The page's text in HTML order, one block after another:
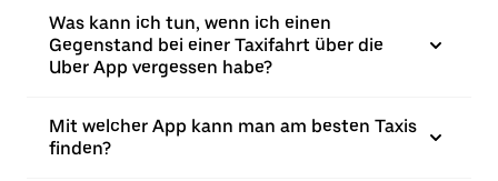
Was kann ich tun, wenn ich einen
Gegenstand bei einer Taxifahrt über die
Uber App vergessen habe?
Mit welcher App kann man am besten Taxis
finden?